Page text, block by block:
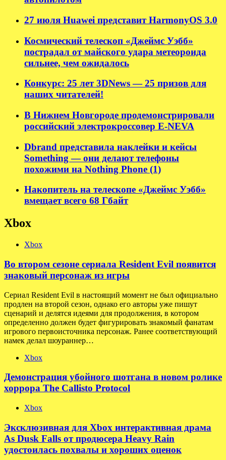
27 июля Huawei представит HarmonyOS 3.0
Космический телескоп «Джеймс Уэбб»
пострадал от майского удара метеороида
сильнее, чем ожидалось
Конкурс: 25 лет 3DNews — 25 призов для
наших читателей!
В Нижнем Новгороде продемонстрировали
российский электрокроссовер E-NEVA
Dbrand представила наклейки и кейсы
Something — они делают телефоны
похожими на Nothing Phone (1)
Накопитель на телескопе «Джеймс Уэбб»
вмещает всего 68 Гбайт
Xbox
Xbox
Во втором сезоне сериала Resident Evil появится
знаковый персонаж из игры
Сериал Resident Evil в настоящий момент не был официально
продлен на второй сезон, однако его авторы уже пишут
сценарий и делятся идеями для продолжения, в котором
определенно должен будет фигурировать знакомый фанатам
игрового первоисточника персонаж. Ранее соответствующий
намек делал шоураннер…
Xbox
Демонстрация убойного шотгана в новом ролике
хоррора The Callisto Protocol
Xbox
Эксклюзивная для Xbox интерактивная драма
As Dusk Falls от продюсера Heavy Rain
удостоилась похвалы и хороших оценок